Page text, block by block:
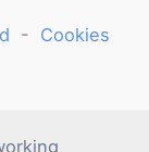
- Cookies